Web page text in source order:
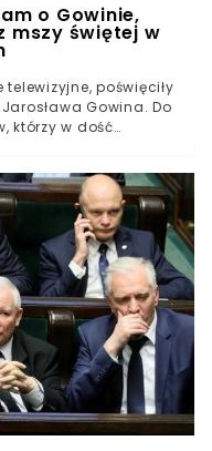
o Gowinie,
mszy świętej w
poświęciły
Gowina. Do
którzy w dość
z mszy